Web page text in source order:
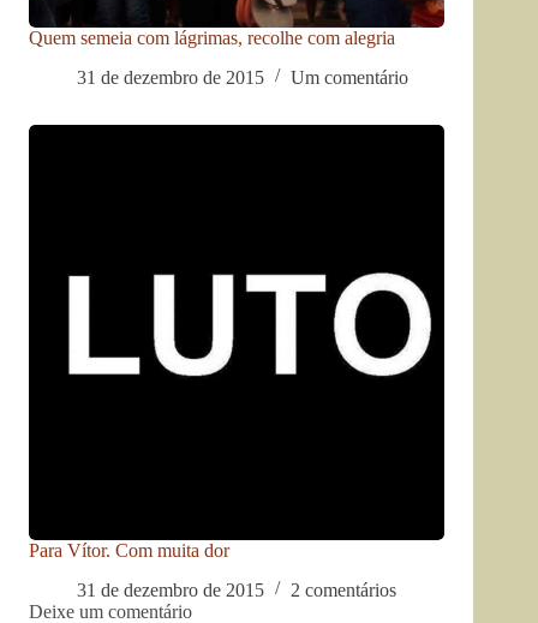
Quem semeia com lágrimas, recolhe com alegria
31 de dezembro de 2015
Um comentário
Para Vítor. Com muita dor
31 de dezembro de 2015
2 comentários
Deixe um comentário